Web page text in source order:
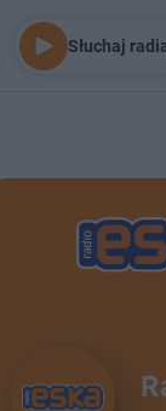
Słuchaj